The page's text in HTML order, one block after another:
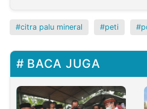
citra palu mineral peti
BACA JUGA